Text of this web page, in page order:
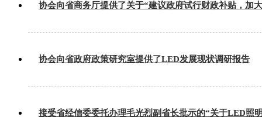
协会向省商务厅提供了关于“建议政府试行财政补贴，加
协会向省政府政策研究室提供了LED发展现状调研报告
接受省经信委委托办理毛光烈副省长批示的“关于LED照